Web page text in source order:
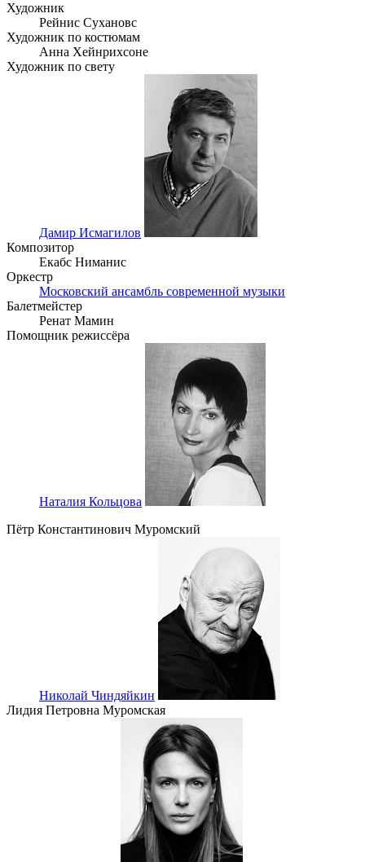
Художник
Рейнис Сухановс
Художник по костюмам
Анна Хейнрихсоне
Художник по свету
Дамир Исмагилов
Композитор
Екабс Ниманис
Оркестр
Московский ансамбль современной музыки
Балетмейстер
Ренат Мамин
Помощник режиссёра
Наталия Кольцова
Пётр Константинович Муромский
Николай Чиндяйкин
Лидия Петровна Муромская